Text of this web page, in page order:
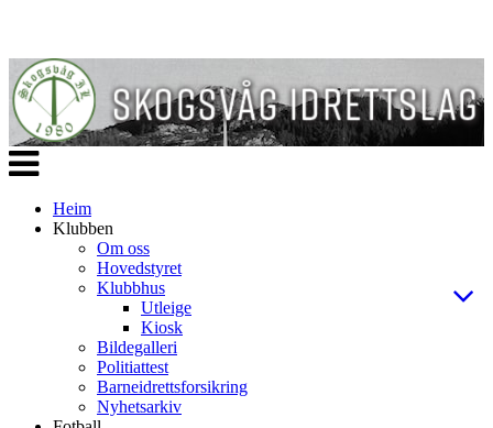
Veksle
navigasjon
Heim
Klubben
Om oss
Hovedstyret
Klubbhus
Utleige
Kiosk
Bildegalleri
Politiattest
Barneidrettsforsikring
Nyhetsarkiv